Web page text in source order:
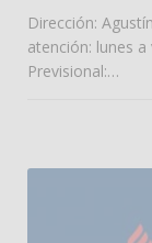
Dirección:
atención: lunes
Previsional:…